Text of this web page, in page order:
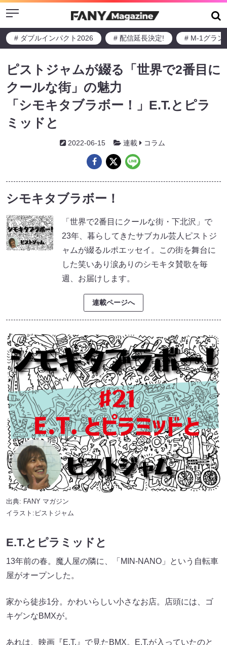
Menu
# ダブルインパクト2026 # 配信延長決定! # M-1グラン
ピストジャムが綴る「世界で2番目に
クールな街」の魅力
「シモキタブラボー！」E.T.とピラ
ミッドと
2022-06-15 連載 コラム
シモキタブラボー！
「世界で2番目にクールな街・下北沢」で
23年、暮らしてきたサブカル芸人ピストジ
ャムが綴るルポエッセイ。この街を舞台に
した笑いあり涙ありのシモキタ賛歌を毎
週、お届けします。
連載ページへ
出典: FANY マガジン
イラスト:ピストジャム
E.T.とピラミッドと
13年前の春。魔人屋の隣に、「MIN-NANO」という自転車
屋がオープンした。
家から徒歩1分。かわいらしい小さなお店。店頭には、ゴ
キゲンなBMXが。
あれは、映画『E.T.』で見たBMX。E.T.が入っていたのと